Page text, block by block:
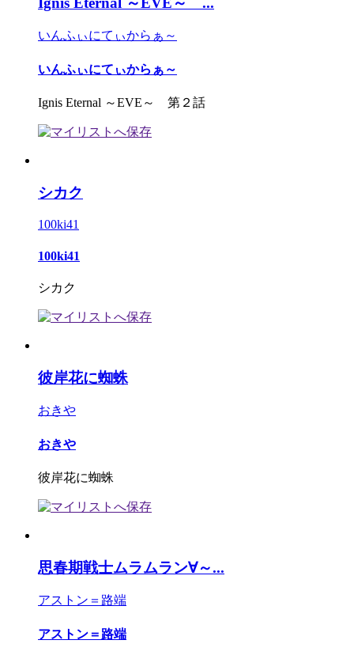
いんふぃにてぃからぁ～
いんふぃにてぃからぁ～
Ignis Eternal ～EVE～ 第２話
シカク
100ki41
100ki41
シカク
彼岸花に蜘蛛
おきや
おきや
彼岸花に蜘蛛
思春期戦士ムラムラン∀～...
アストン＝路端
アストン＝路端